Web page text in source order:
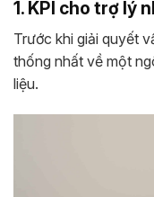
1. KPI cho trợ lý
Trước khi giải quyết
thống nhất về một
liệu.